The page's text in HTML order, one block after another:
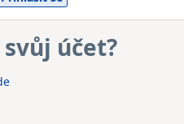
účet?